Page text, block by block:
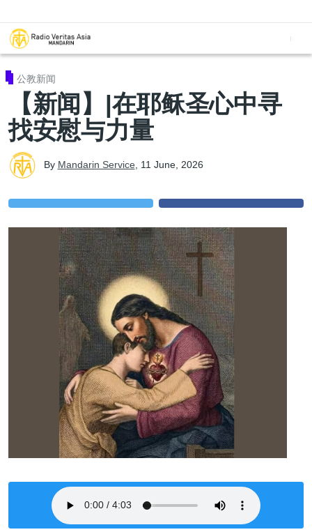
公教新闻
【新闻】|在耶稣圣心中寻
找安慰与力量
By Mandarin Service, 11 June, 2026